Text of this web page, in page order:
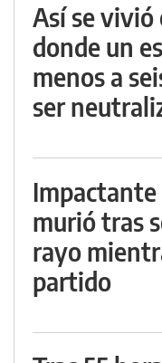
Así se
donde un
menos a
ser
murió tras
rayo
partido